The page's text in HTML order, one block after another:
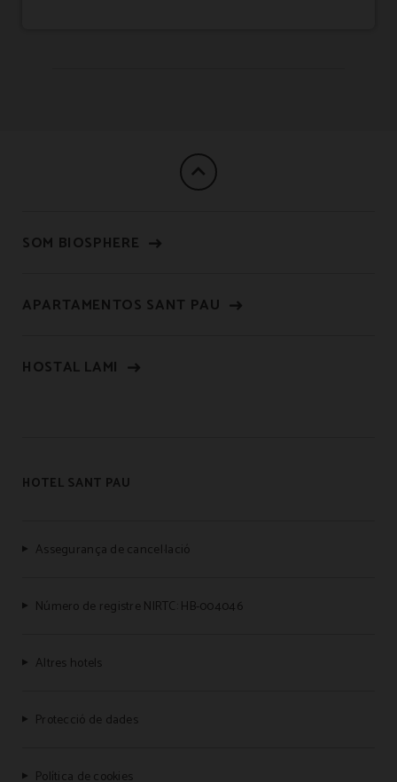
SOM BIOSPHERE
APARTAMENTOS SANT PAU
HOSTAL LAMI
HOTEL SANT PAU
Assegurança de cancel·lació
Número de registre NIRTC: HB-004046
Altres hotels
Protecció de dades
Política de cookies